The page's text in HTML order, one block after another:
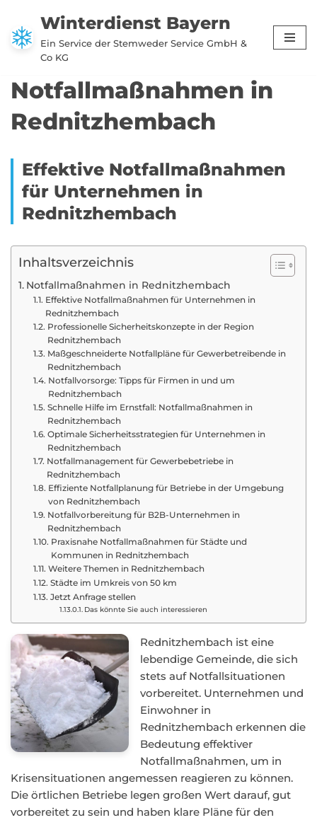
Zum
Inhalt
Winterdienst Bayern
Ein Service der Stemweder Service GmbH &
Co KG
Notfallmaßnahmen in
Rednitzhembach
Effektive Notfallmaßnahmen
für Unternehmen in
Rednitzhembach
Inhaltsverzeichnis
Notfallmaßnahmen in Rednitzhembach
Effektive Notfallmaßnahmen für Unternehmen in
Rednitzhembach
Professionelle Sicherheitskonzepte in der Region
Rednitzhembach
Maßgeschneiderte Notfallpläne für Gewerbetreibende in
Rednitzhembach
Notfallvorsorge: Tipps für Firmen in und um
Rednitzhembach
Schnelle Hilfe im Ernstfall: Notfallmaßnahmen in
Rednitzhembach
Optimale Sicherheitsstrategien für Unternehmen in
Rednitzhembach
Notfallmanagement für Gewerbebetriebe in
Rednitzhembach
Effiziente Notfallplanung für Betriebe in der Umgebung
von Rednitzhembach
Notfallvorbereitung für B2B-Unternehmen in
Rednitzhembach
Praxisnahe Notfallmaßnahmen für Städte und
Kommunen in Rednitzhembach
Weitere Themen in Rednitzhembach
Städte im Umkreis von 50 km
Jetzt Anfrage stellen
Das könnte Sie auch interessieren
Rednitzhembach ist eine
lebendige Gemeinde, die sich
stets auf Notfallsituationen
vorbereitet. Unternehmen und
Einwohner in
Rednitzhembach erkennen die
Bedeutung effektiver
Notfallmaßnahmen, um in
Krisensituationen angemessen reagieren zu können.
Die örtlichen Betriebe legen großen Wert darauf, gut
vorbereitet zu sein und haben klare Pläne für den